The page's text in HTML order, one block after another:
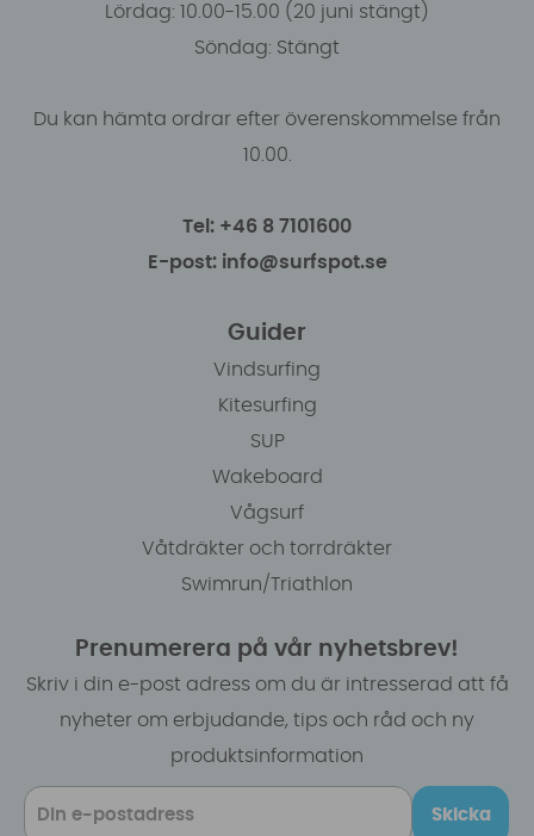
Lördag: 10.00-15.00 (20 juni stängt)
Söndag: Stängt
Du kan hämta ordrar efter överenskommelse från
10.00.
Tel: +46 8 7101600
E-post: info@surfspot.se
Guider
Vindsurfing
Kitesurfing
SUP
Wakeboard
Vågsurf
Våtdräkter och torrdräkter
Swimrun/Triathlon
Prenumerera på vår nyhetsbrev!
Skriv i din e-post adress om du är intresserad att få
nyheter om erbjudande, tips och råd och ny
produktsinformation
Skicka